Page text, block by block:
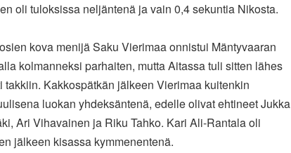
oli tuloksissa neljäntenä ja vain 0,4 sekuntia Nikosta.
kova menijä Saku Vierimaa onnistui Mäntyvaaran
kolmanneksi parhaiten, mutta Aitassa tuli sitten lähes
takkiin. Kakkospätkän jälkeen Vierimaa kuitenkin
luokan yhdeksäntenä, edelle olivat ehtineet Jukka
Ari Vihavainen ja Riku Tahko. Kari Ali-Rantala oli
jälkeen kisassa kymmenentenä.